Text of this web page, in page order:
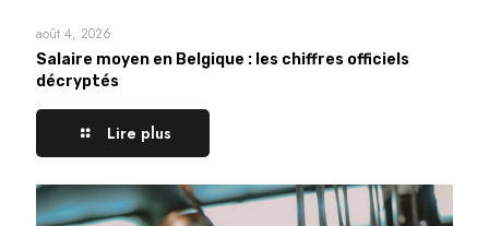
août 4, 2026
Salaire moyen en Belgique : les chiffres officiels
décryptés
Lire plus